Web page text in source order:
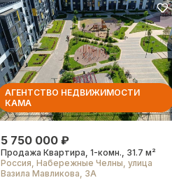
АГЕНТСТВО НЕДВИЖИМОСТИ
КАМА
5 750 000 ₽
Продажа Квартира, 1-комн., 31.7 м²
Россия, Набережные Челны, улица
Вазила Мавликова, 3А